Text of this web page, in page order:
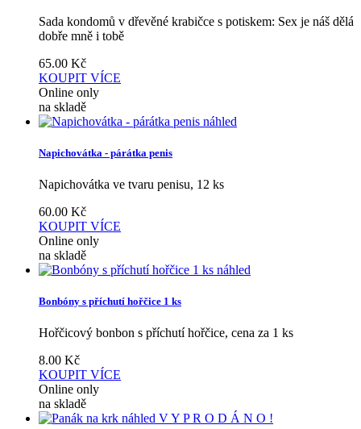
Sada kondomů v dřevěné krabičce s potiskem: Sex je náš dělá
dobře mně i tobě
65.00 Kč
KOUPIT VÍCE
Online only
na skladě
náhled
Napichovátka - párátka penis
Napichovátka ve tvaru penisu, 12 ks
60.00 Kč
KOUPIT VÍCE
Online only
na skladě
náhled
Bonbóny s příchutí hořčice 1 ks
Hořčicový bonbon s příchutí hořčice, cena za 1 ks
8.00 Kč
KOUPIT VÍCE
Online only
na skladě
náhled V Y P R O D Á N O !